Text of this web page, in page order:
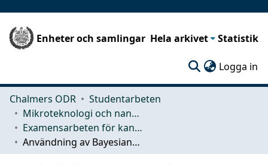
Enheter och samlingar Hela arkivet Statistik
Logga in
Chalmers ODR
Studentarbeten
Mikroteknologi och nanovetenskap (MC2)
Examensarbeten för kandidatexamen
Användning av Bayesiansk inferens för modellering av supraledande kvantbitar